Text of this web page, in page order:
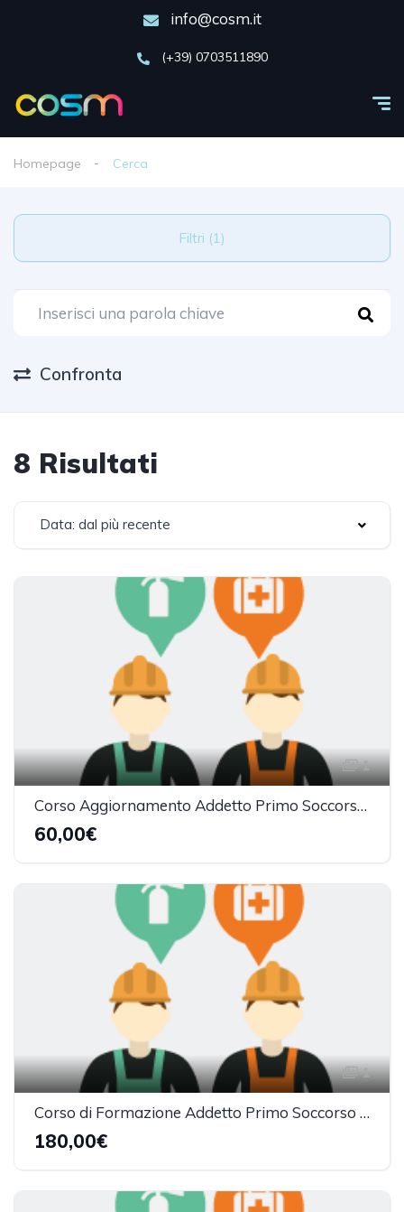
info@cosm.it
(+39) 0703511890
Homepage Cerca
Filtri (1)
Confronta
8 Risultati
Data: dal più recente
1
Corso Aggiornamento Addetto Primo Soccorso - Gruppo B e C (4h)
60,00€
1
Corso di Formazione Addetto Primo Soccorso - Gruppo B e C (12h)
180,00€